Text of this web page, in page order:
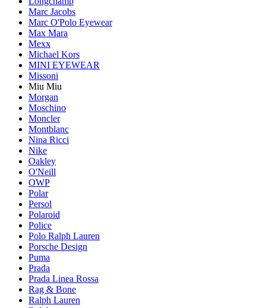
Marc Jacobs
Marc O'Polo Eyewear
Max Mara
Mexx
Michael Kors
MINI EYEWEAR
Missoni
Miu Miu
Morgan
Moschino
Moncler
Montblanc
Nina Ricci
Nike
Oakley
O'Neill
OWP
Polar
Persol
Polaroid
Police
Polo Ralph Lauren
Porsche Design
Puma
Prada
Prada Linea Rossa
Rag & Bone
Ralph Lauren